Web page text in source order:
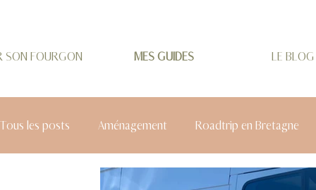
SON FOURGON MES GUIDES LE BLOG
Tous les posts Aménagement Roadtrip en Bretagne
Roadtrip Auvergne-Rhône-Alpes City Trip Allemagne